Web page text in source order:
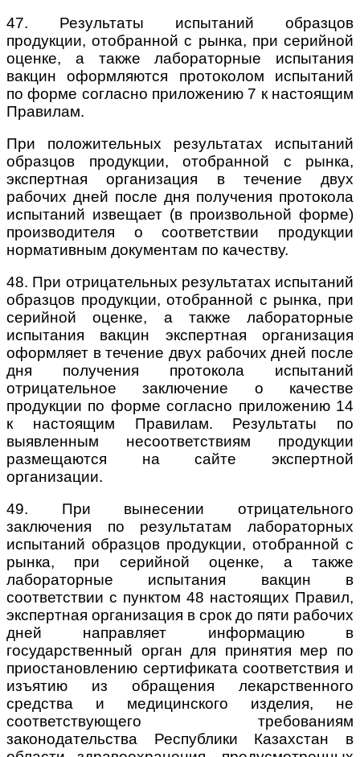
47. Результаты испытаний образцов
продукции, отобранной с рынка, при серийной
оценке, а также лабораторные испытания
вакцин оформляются протоколом испытаний
по форме согласно приложению 7 к настоящим
Правилам.
При положительных результатах испытаний
образцов продукции, отобранной с рынка,
экспертная организация в течение двух
рабочих дней после дня получения протокола
испытаний извещает (в произвольной форме)
производителя о соответствии продукции
нормативным документам по качеству.
48. При отрицательных результатах испытаний
образцов продукции, отобранной с рынка, при
серийной оценке, а также лабораторные
испытания вакцин экспертная организация
оформляет в течение двух рабочих дней после
дня получения протокола испытаний
отрицательное заключение о качестве
продукции по форме согласно приложению 14
к настоящим Правилам. Результаты по
выявленным несоответствиям продукции
размещаются на сайте экспертной
организации.
49. При вынесении отрицательного
заключения по результатам лабораторных
испытаний образцов продукции, отобранной с
рынка, при серийной оценке, а также
лабораторные испытания вакцин в
соответствии с пунктом 48 настоящих Правил,
экспертная организация в срок до пяти рабочих
дней направляет информацию в
государственный орган для принятия мер по
приостановлению сертификата соответствия и
изъятию из обращения лекарственного
средства и медицинского изделия, не
соответствующего требованиям
законодательства Республики Казахстан в